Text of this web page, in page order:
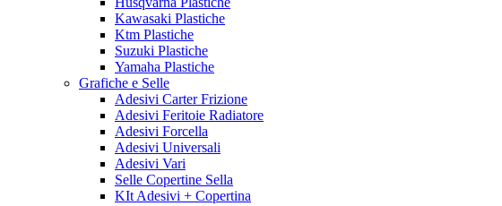
Kawasaki Plastiche
Ktm Plastiche
Suzuki Plastiche
Yamaha Plastiche
Grafiche e Selle
Adesivi Carter Frizione
Adesivi Feritoie Radiatore
Adesivi Forcella
Adesivi Universali
Adesivi Vari
Selle Copertine Sella
KIt Adesivi + Copertina